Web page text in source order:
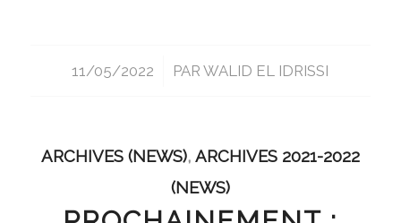
11/05/2022
/ PARWALID EL IDRISSI
ARCHIVES (NEWS), ARCHIVES 2021-2022
(NEWS)